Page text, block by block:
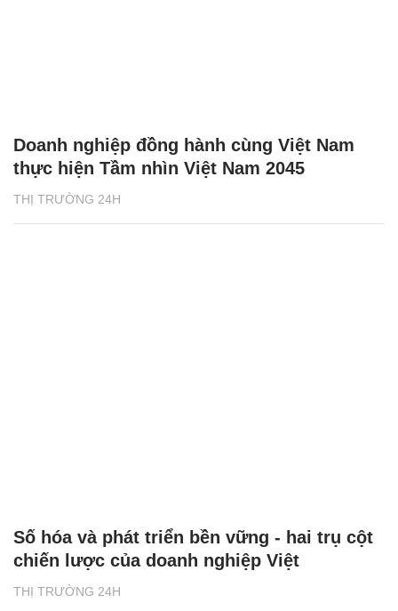
THỊ TRƯỜNG 24H
Doanh nghiệp đồng hành cùng Việt Nam
thực hiện Tầm nhìn Việt Nam 2045
THỊ TRƯỜNG 24H
Số hóa và phát triển bền vững - hai trụ cột
chiến lược của doanh nghiệp Việt